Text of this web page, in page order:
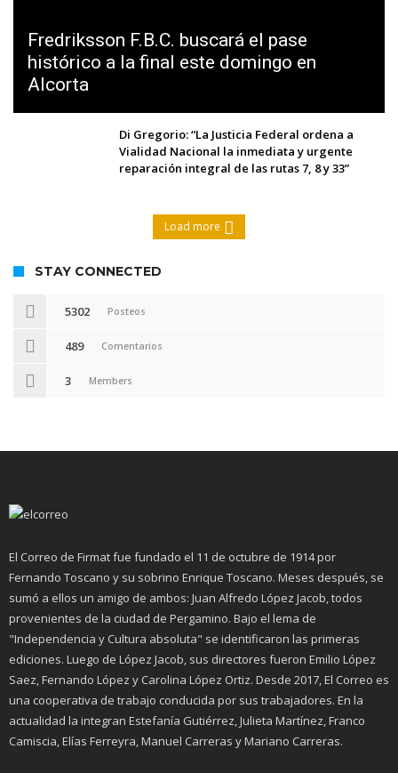
Fredriksson F.B.C. buscará el pase
histórico a la final este domingo en
Alcorta
Di Gregorio: “La Justicia Federal ordena a
Vialidad Nacional la inmediata y urgente
reparación integral de las rutas 7, 8 y 33”
Load more
STAY CONNECTED
5302 Posteos
489 Comentarios
3 Members
El Correo de Firmat fue fundado el 11 de octubre de 1914 por
Fernando Toscano y su sobrino Enrique Toscano. Meses después, se
sumó a ellos un amigo de ambos: Juan Alfredo López Jacob, todos
provenientes de la ciudad de Pergamino. Bajo el lema de
"Independencia y Cultura absoluta" se identificaron las primeras
ediciones. Luego de López Jacob, sus directores fueron Emilio López
Saez, Fernando López y Carolina López Ortiz. Desde 2017, El Correo es
una cooperativa de trabajo conducida por sus trabajadores. En la
actualidad la integran Estefanía Gutiérrez, Julieta Martínez, Franco
Camiscia, Elías Ferreyra, Manuel Carreras y Mariano Carreras.